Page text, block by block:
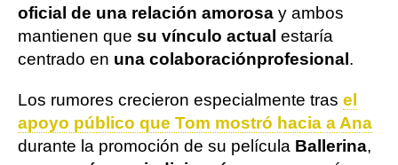
oficial de una relación amorosa y ambos
mantienen que su vínculo actual estaría
centrado en una colaboraciónprofesional .
Los rumores crecieron especialmente tras el
apoyo público que Tom mostró hacia a Ana
durante la promoción de su película Ballerina,